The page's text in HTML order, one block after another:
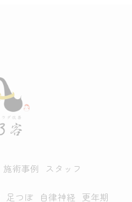
施術事例 スタッフ
足つぼ 自律神経 更年期